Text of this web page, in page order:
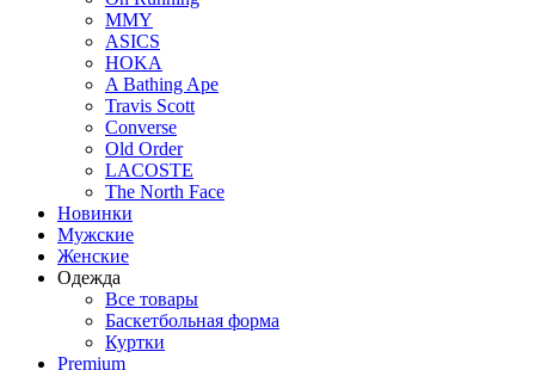
MMY
ASICS
HOKA
A Bathing Ape
Travis Scott
Converse
Old Order
LACOSTE
The North Face
Новинки
Мужские
Женские
Одежда
Все товары
Баскетбольная форма
Куртки
Premium